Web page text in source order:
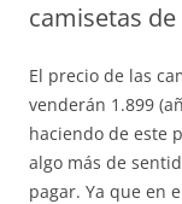
camisetas
El precio de las
venderán 1.899
haciendo de este
algo más de
pagar. Ya que en